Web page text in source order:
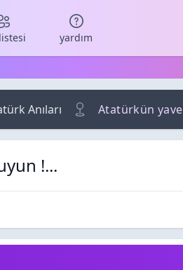
yardım
Anıları Atatürkün
!...